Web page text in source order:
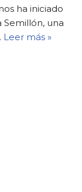
ha iniciado
una
Leer más »